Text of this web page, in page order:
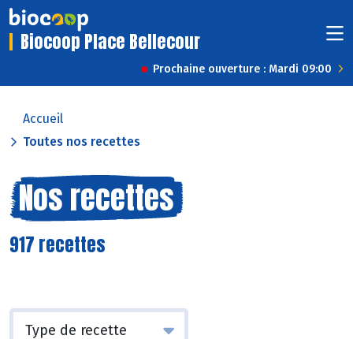
Biocoop Place Bellecour
Prochaine ouverture : Mardi 09:00
Accueil
Toutes nos recettes
Nos recettes
917 recettes